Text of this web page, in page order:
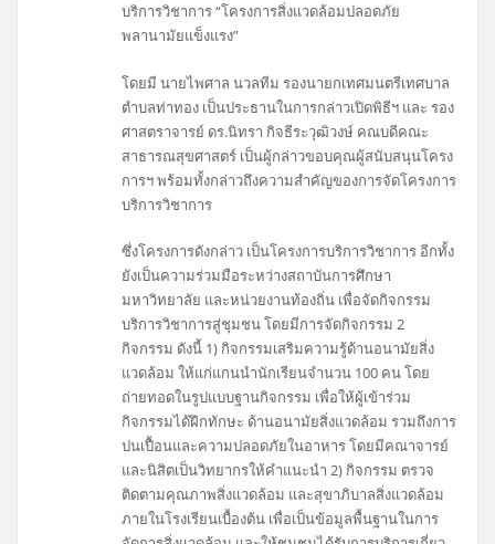
บริการวิชาการ “โครงการสิ่งแวดล้อมปลอดภัย
พลานามัยแข็งแรง”
โดยมี นายไพศาล นวลทีม รองนายกเทศมนตรีเทศบาล
ตำบลท่าทอง เป็นประธานในการกล่าวเปิดพิธีฯ และ รอง
ศาสตราจารย์ ดร.นิทรา กิจธีระวุฒิวงษ์ คณบดีคณะ
สาธารณสุขศาสตร์ เป็นผู้กล่าวขอบคุณผู้สนับสนุนโครง
การฯ พร้อมทั้งกล่าวถึงความสำคัญของการจัดโครงการ
บริการวิชาการ
ซึ่งโครงการดังกล่าว เป็นโครงการบริการวิชาการ อีกทั้ง
ยังเป็นความร่วมมือระหว่างสถาบันการศึกษา
มหาวิทยาลัย และหน่วยงานท้องถิ่น เพื่อจัดกิจกรรม
บริการวิชาการสู่ชุมชน โดยมีการจัดกิจกรรม 2
กิจกรรม ดังนี้ 1) กิจกรรมเสริมความรู้ด้านอนามัยสิ่ง
แวดล้อม ให้แก่แกนนำนักเรียนจำนวน 100 คน โดย
ถ่ายทอดในรูปแบบฐานกิจกรรม เพื่อให้ผู้เข้าร่วม
กิจกรรมได้ฝึกทักษะ ด้านอนามัยสิ่งแวดล้อม รวมถึงการ
ปนเปื้อนและความปลอดภัยในอาหาร โดยมีคณาจารย์
และนิสิตเป็นวิทยากรให้คำแนะนำ 2) กิจกรรม ตรวจ
ติดตามคุณภาพสิ่งแวดล้อม และสุขาภิบาลสิ่งแวดล้อม
ภายในโรงเรียนเบื้องต้น เพื่อเป็นข้อมูลพื้นฐานในการ